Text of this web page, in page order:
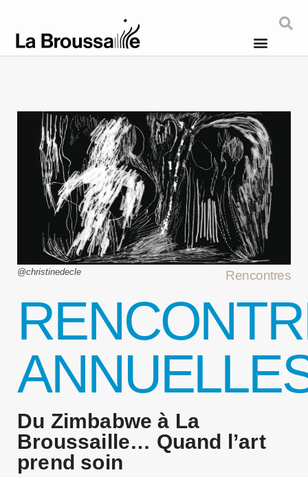
@christinedecle Rencontres
Du Zimbabwe à La
Broussaille… Quand l’art
prend soin